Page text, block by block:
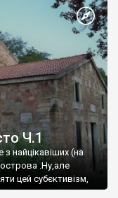
Ч.1
найцікавіших (на
.Ну,але
цей субєктивізм,